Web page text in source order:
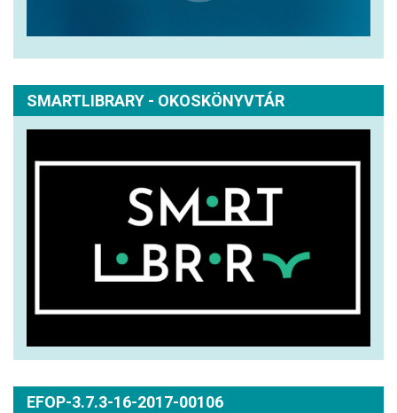
SMARTLIBRARY - OKOSKÖNYVTÁR
EFOP-3.7.3-16-2017-00106